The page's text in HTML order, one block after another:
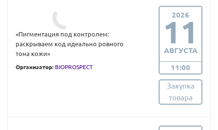
«Пигментация под контролем:
раскрываем код идеально ровного
тона кожи»
Организатор: BIOPROSPECT
2026
11
АВГУСТА
11:00
Закупка
товара